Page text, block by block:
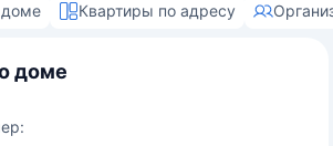
Квартиры по адресу
доме